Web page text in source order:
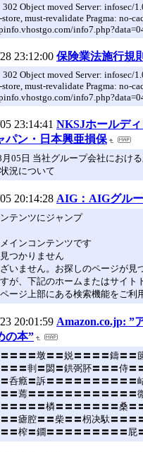
302 Object moved Server: infosec/
store, must-revalidate Pragma: no-
23:12:00 保険業法施行規
302 Object moved Server: infosec/
store, must-revalidate Pragma: no-
23:14:41 NKSJホールデ
パン・日本興亜損保
月05日 当社グループ会社におけ
況について
20:14:28 AIG：AIGグル
テンツにジャンプ
インコンテンツです
つかりません
いません。お探しのページが見
が、下記のホームまたはサイト
ージ上部にある検索機能をご利
20:01:59 Amazon.co.jp: ”
の本”
〓〓〓〓墩〓〓娧〓〓〓〓鑄〓
〓〓剕〓閟〓鉷弼肧〓〓〓侍〓
呑癊〓訴〓〓〓〓〓〓〓〓〓〓
〓蔫〓〓〓〓〓〓〓〓〓〓〓〓
〓〓〓〓橉〓〓〓〓〓〓〓桑〓
〓瘧腔〓〓柴〓〓枴决馱〓〓〓
〓榨〓鐗〓〓〓〓〓〓〓〓〓屁